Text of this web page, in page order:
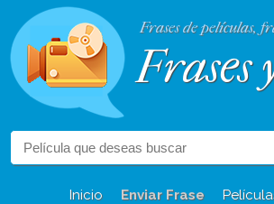
Frases de películas,
Frases
Inicio Enviar Frase